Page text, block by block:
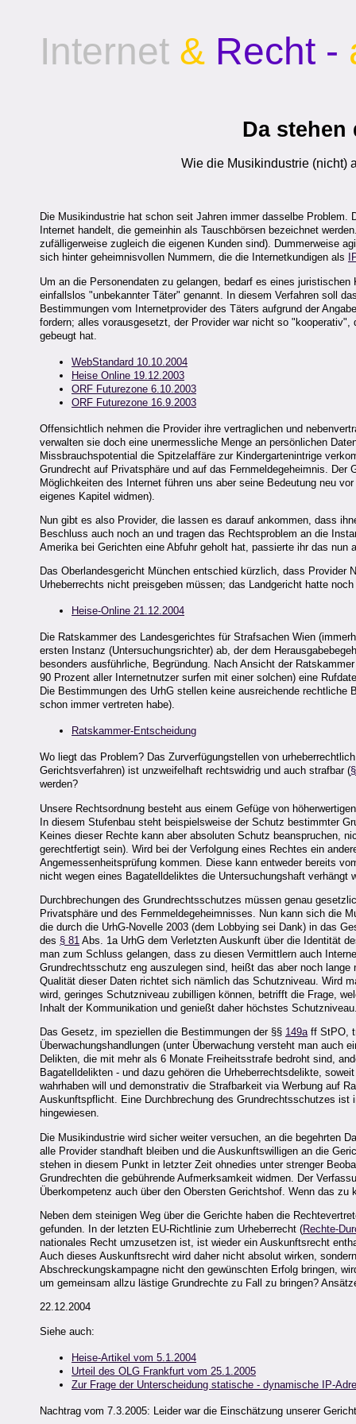
Internet & Recht -
Da stehen
Wie die Musikindustrie (nicht)
Die Musikindustrie hat schon seit Jahren immer dasselbe
Internet handelt, die gemeinhin als Tauschbörsen bezeichnet
zufälligerweise zugleich die eigenen Kunden sind). Dummerweise
sich hinter geheimnisvollen Nummern, die die Internetkundigen als
Um an die Personendaten zu gelangen, bedarf es eines
einfallslos "unbekannter Täter" genannt. In diesem Verfahren soll
Bestimmungen vom Internetprovider des Täters aufgrund der
fordern; alles vorausgesetzt, der Provider war nicht so
gebeugt hat.
WebStandard 10.10.2004
Heise Online 19.12.2003
ORF Futurezone 6.10.2003
ORF Futurezone 16.9.2003
Offensichtlich nehmen die Provider ihre vertraglichen und
verwalten sie doch eine unermessliche Menge an persönlichen
Missbrauchspotential die Spitzelaffäre zur Kindergartenintrige
Grundrecht auf Privatsphäre und auf das Fernmeldegeheimnis.
Möglichkeiten des Internet führen uns aber seine Bedeutung neu
eigenes Kapitel widmen).
Nun gibt es also Provider, die lassen es darauf ankommen, dass
Beschluss auch noch an und tragen das Rechtsproblem an die
Amerika bei Gerichten eine Abfuhr geholt hat, passierte ihr das nun
Das Oberlandesgericht München entschied kürzlich, dass Provider
Urheberrechts nicht preisgeben müssen; das Landgericht hatte
Heise-Online 21.12.2004
Die Ratskammer des Landesgerichtes für Strafsachen Wien
ersten Instanz (Untersuchungsrichter) ab, der dem
besonders ausführliche, Begründung. Nach Ansicht der
90 Prozent aller Internetnutzer surfen mit einer solchen) eine
Die Bestimmungen des UrhG stellen keine ausreichende
schon immer vertreten habe).
Ratskammer-Entscheidung
Wo liegt das Problem? Das Zurverfügungstellen von
Gerichtsverfahren) ist unzweifelhaft rechtswidrig und auch strafbar (
werden?
Unsere Rechtsordnung besteht aus einem Gefüge von
In diesem Stufenbau steht beispielsweise der Schutz bestimmter
Keines dieser Rechte kann aber absoluten Schutz beanspruchen,
gerechtfertigt sein). Wird bei der Verfolgung eines Rechtes ein
Angemessenheitsprüfung kommen. Diese kann entweder bereits
nicht wegen eines Bagatelldeliktes die Untersuchungshaft verhängt
Durchbrechungen des Grundrechtsschutzes müssen genau
Privatsphäre und des Fernmeldegeheimnisses. Nun kann sich die
die durch die UrhG-Novelle 2003 (dem Lobbying sei Dank) in das
des § 81 Abs. 1a UrhG dem Verletzten Auskunft über die Identität
man zum Schluss gelangen, dass zu diesen Vermittlern auch
Grundrechtsschutz eng auszulegen sind, heißt das aber noch
Qualität dieser Daten richtet sich nämlich das Schutzniveau. Wird
wird, geringes Schutzniveau zubilligen können, betrifft die Frage,
Inhalt der Kommunikation und genießt daher höchstes
Das Gesetz, im speziellen die Bestimmungen der §§ 149aff StPO,
Überwachungshandlungen (unter Überwachung versteht man auch
Delikten, die mit mehr als 6 Monate Freiheitsstrafe bedroht sind,
Bagatelldelikten - und dazu gehören die Urheberrechtsdelikte,
wahrhaben will und demonstrativ die Strafbarkeit via Werbung auf
Auskunftspflicht. Eine Durchbrechung des Grundrechtsschutzes
hingewiesen.
Die Musikindustrie wird sicher weiter versuchen, an die begehrten
alle Provider standhaft bleiben und die Auskunftswilligen an die
stehen in diesem Punkt in letzter Zeit ohnedies unter strenger
Grundrechten die gebührende Aufmerksamkeit widmen. Der
Überkompetenz auch über den Obersten Gerichtshof. Wenn das zu
Neben dem steinigen Weg über die Gerichte haben die
gefunden. In der letzten EU-Richtlinie zum Urheberrecht (Rechte-
nationales Recht umzusetzen ist, ist wieder ein Auskunftsrecht
Auch dieses Auskunftsrecht wird daher nicht absolut wirken,
Abschreckungskampagne nicht den gewünschten Erfolg bringen,
um gemeinsam allzu lästige Grundrechte zu Fall zu bringen?
22.12.2004
Siehe auch:
Heise-Artikel vom 5.1.2004
Urteil des OLG Frankfurt vom 25.1.2005
Zur Frage der Unterscheidung statische - dynamische IP-
Nachtrag vom 7.3.2005: Leider war die Einschätzung unserer